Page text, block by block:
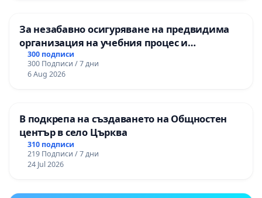
За незабавно осигуряване на предвидима
организация на учебния процес и
гарантиране на правото на равнопоставено
и качествено образование на учениците от
ОУ „Княз Александър I“ и Хуманитарна
300 подписи
300 Подписи / 7 дни
6 Aug 2026
В подкрепа на създаването на Общностен
център в село Църква
310 подписи
219 Подписи / 7 дни
24 Jul 2026